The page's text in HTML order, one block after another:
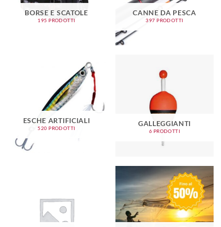
BORSE E SCATOLE
195 PRODOTTI
CANNE DA PESCA
397 PRODOTTI
ESCHE ARTIFICIALI
520 PRODOTTI
GALLEGGIANTI
6 PRODOTTI